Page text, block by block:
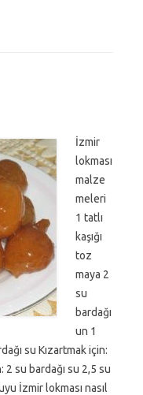
İzmir
lokması
malze
meleri
1 tatlı
kaşığı
toz
maya 2
su
bardağı
un 1
su Kızartmak için:
2 su bardağı su 2,5 su
İzmir lokması nasıl